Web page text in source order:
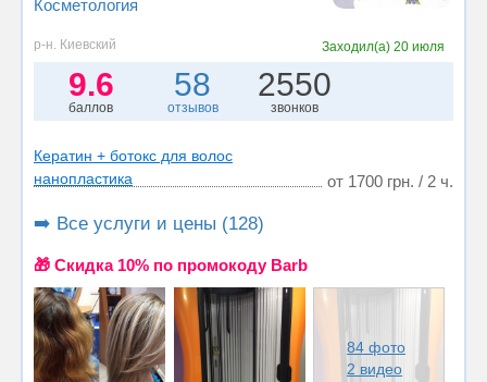
Косметология
р-н. Киевский Заходил(а)20 июля
9.6
баллов
58
отзывов
2550
звонков
Кератин + ботокс для волос
нанопластика
от 1700 грн. / 2 ч.
➡️ Все услуги и цены (128)
🎁 Cкидка 10% по промокоду Barb
84 фото
2 видео